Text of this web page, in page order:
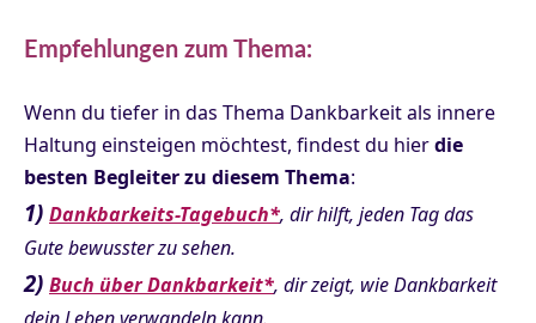
Empfehlungen zum Thema:
Wenn du tiefer in das Thema Dankbarkeit als innere
Haltung einsteigen möchtest, findest du hierdie
besten Begleiter zu diesem Thema:
1) Dankbarkeits-Tagebuch*, dir hilft, jeden Tag das
Gute bewusster zu sehen.
2) Buch über Dankbarkeit*, dir zeigt, wie Dankbarkeit